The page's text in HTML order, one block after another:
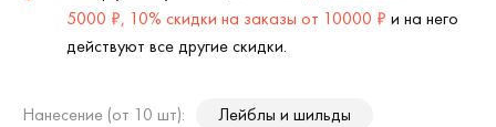
5000 ₽, 10% скидки на заказы от 10000 ₽ и на него
действуют все другие скидки.
Нанесение (от 10 шт): Лейблы и шильды